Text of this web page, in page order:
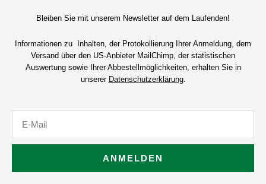
Bleiben Sie mit unserem Newsletter auf dem Laufenden!
Informationen zu Inhalten, der Protokollierung Ihrer Anmeldung, dem
Versand über den US-Anbieter MailChimp, der statistischen
Auswertung sowie Ihrer Abbestellmöglichkeiten, erhalten Sie in
unserer Datenschutzerklärung.
Mail
ANMELDEN